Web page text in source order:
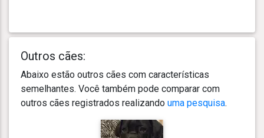
Outros cães:
Abaixo estão outros cães com características
semelhantes. Você também pode comparar com
outros cães registrados realizando uma pesquisa.